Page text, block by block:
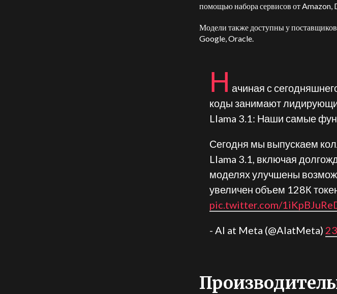
помощью набора сервисов от
Модели также доступны у
Google, Oracle.
Н ачиная с
коды занимают
Llama 3.1: Наши самые
Сегодня мы выпускаем
Llama 3.1, включая
моделях улучшены
увеличен объем 128К
pic.twitter.com/
- AI at Meta (@AIatMeta)